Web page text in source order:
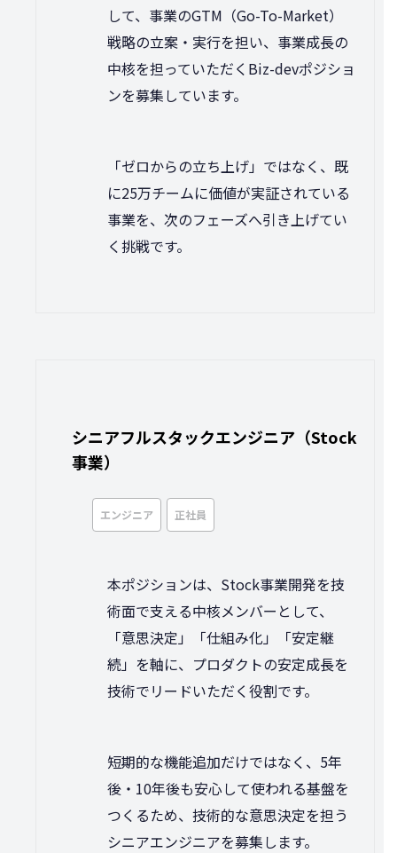
して、事業のGTM（Go-To-Market）
戦略の立案・実行を担い、事業成長の
中核を担っていただくBiz-devポジショ
ンを募集しています。
「ゼロからの立ち上げ」ではなく、既
に25万チームに価値が実証されている
事業を、次のフェーズへ引き上げてい
く挑戦です。
シニアフルスタックエンジニア（Stock
事業）
エンジニア 正社員
本ポジションは、Stock事業開発を技
術面で支える中核メンバーとして、
「意思決定」「仕組み化」「安定継
続」を軸に、プロダクトの安定成長を
技術でリードいただく役割です。
短期的な機能追加だけではなく、5年
後・10年後も安心して使われる基盤を
つくるため、技術的な意思決定を担う
シニアエンジニアを募集します。